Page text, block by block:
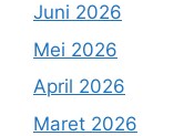
Juni 2026
Mei 2026
April 2026
Maret 2026